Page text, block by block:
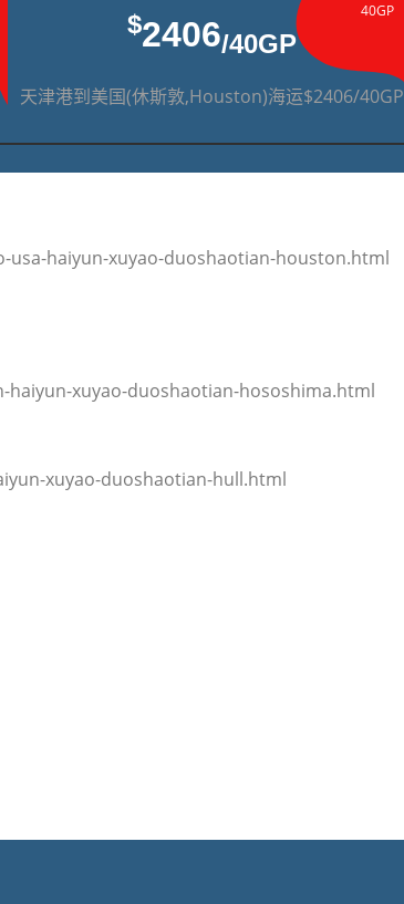
40GP
$2406/40GP
天津港到美国(休斯敦,Houston)海运$2406/40GP
usa-haiyun-xuyao-duoshaotian-houston.html
xuyao-duoshaotian-hososhima.html
xuyao-duoshaotian-hull.html